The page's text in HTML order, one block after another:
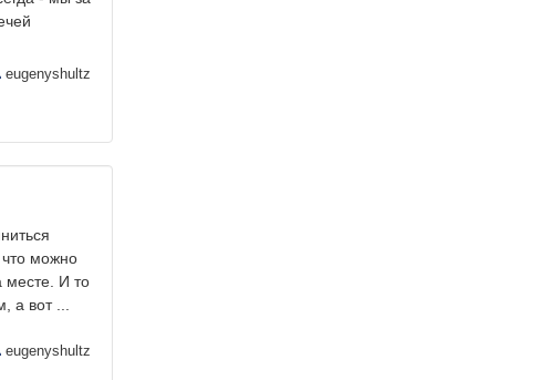
eugenyshultz
можно
месте. И то
а вот ...
eugenyshultz